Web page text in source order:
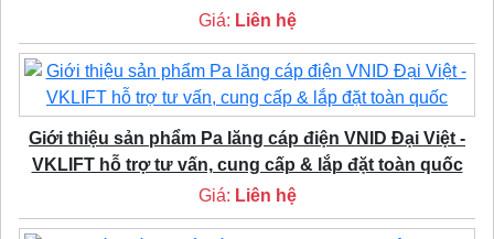
Giá: Liên hệ
Giới thiệu sản phẩm Pa lăng cáp điện VNID Đại Việt -
VKLIFT hỗ trợ tư vấn, cung cấp & lắp đặt toàn quốc
Giá: Liên hệ